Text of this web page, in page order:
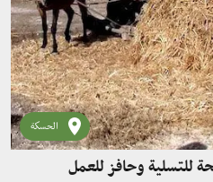
الحسكة
للتسلية وحافز للعمل